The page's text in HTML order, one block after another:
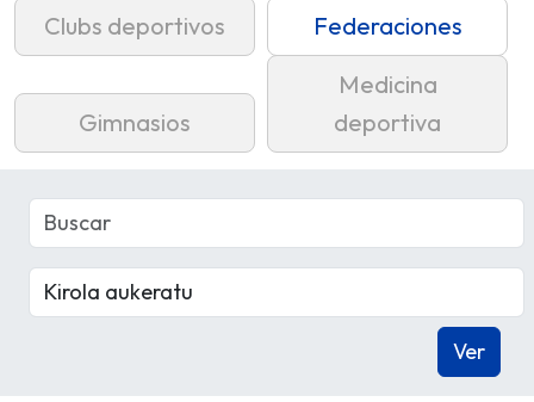
Clubs deportivos Federaciones
Gimnasios
Medicina
deportiva